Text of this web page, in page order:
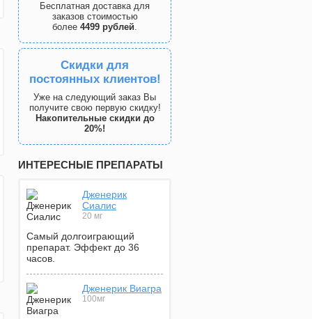
Бесплатная доставка для
заказов стоимостью
более 4499 рублей.
Скидки для
постоянных клиентов!
Уже на следующий заказ Вы
получите свою первую скидку!
Накопительные скидки до
20%!
ИНТЕРЕСНЫЕ ПРЕПАРАТЫ
Дженерик
Сиалис
20 мг
Самый долгоиграющий
препарат. Эффект до 36
часов.
Дженерик Виагра
100мг